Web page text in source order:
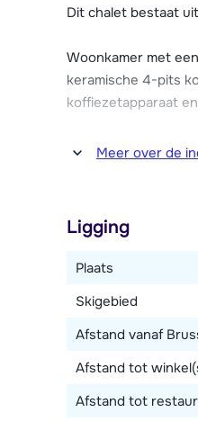
een dag op de piste
met elektrische
Dit chalet bestaat
Woonkamer met
keramische 4-pits
koffiezetapparaat
Drie slaapkamers,
Meer over de
Ligging
Plaats
Skigebied
Afstand vanaf
Afstand tot
Afstand tot